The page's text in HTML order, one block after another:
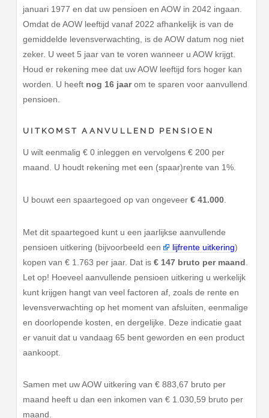
januari 1977 en dat uw pensioen en AOW in 2042 ingaan.
Omdat de AOW leeftijd vanaf 2022 afhankelijk is van de
gemiddelde levensverwachting, is de AOW datum nog niet
zeker. U weet 5 jaar van te voren wanneer u AOW krijgt.
Houd er rekening mee dat uw AOW leeftijd fors hoger kan
worden. U heeft nog 16 jaarom te sparen voor aanvullend
pensioen.
UITKOMST AANVULLEND PENSIOEN
U wilt eenmalig € 0 inleggen en vervolgens € 200 per
maand. U houdt rekening met een (spaar)rente van 1%.
U bouwt een spaartegoed op van ongeveer€ 41.000
Met dit spaartegoed kunt u een jaarlijkse aanvullende
pensioen uitkering (bijvoorbeeld een
lijfrente uitkering)
kopen van € 1.763 per jaar. Dat is€ 147 bruto per maand
Let op! Hoeveel aanvullende pensioen uitkering u werkelijk
kunt krijgen hangt van veel factoren af, zoals de rente en
levensverwachting op het moment van afsluiten, eenmalige
en doorlopende kosten, en dergelijke. Deze indicatie gaat
er vanuit dat u vandaag 65 bent geworden en een product
aankoopt.
Samen met uw AOW uitkering van € 883,67 bruto per
maand heeft u dan een inkomen van € 1.030,59 bruto per
maand.